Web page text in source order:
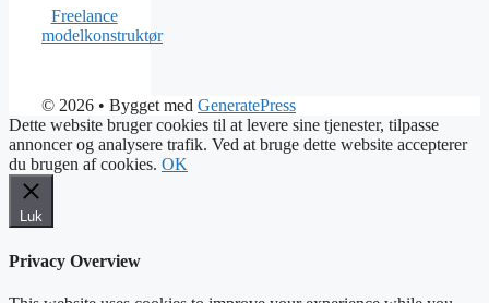
Freelance
modelkonstruktør
© 2026 • Bygget med GeneratePress
Dette website bruger cookies til at levere sine tjenester, tilpasse
annoncer og analysere trafik. Ved at bruge dette website accepterer
du brugen af cookies. OK
Luk
Privacy Overview